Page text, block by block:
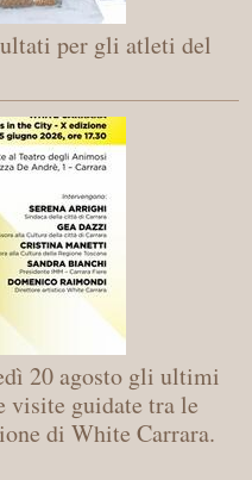
per gli atleti del
20 agosto gli ultimi
visite guidate tra le
di White Carrara.